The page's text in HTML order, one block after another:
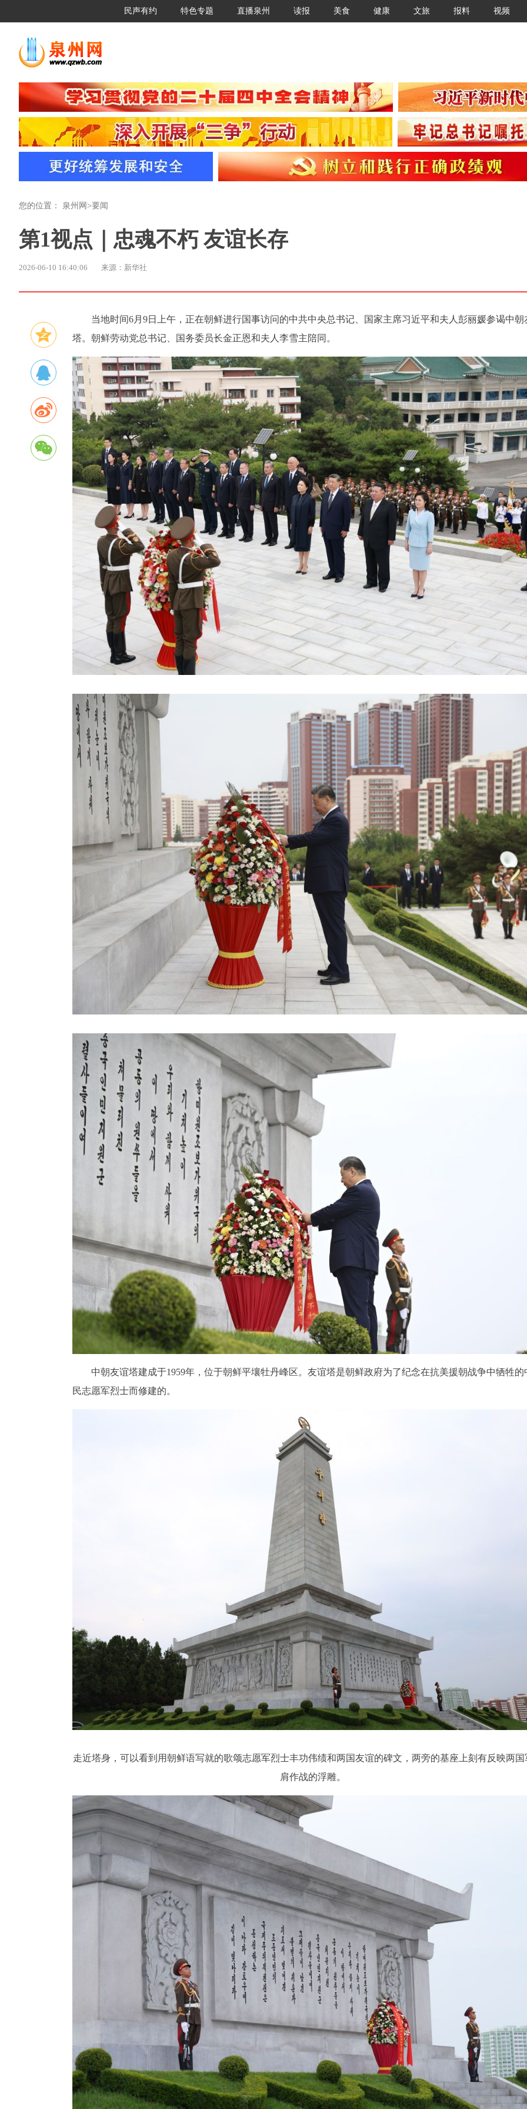
民声有约 特色专题 直播泉州 读报 美食 健康 文旅 报料 视频
您的位置： 泉州网 >要闻
第1视点｜忠魂不朽 友谊长存
2026-06-10 16:40:06 来源：新华社
当地时间6月9日上午，正在朝鲜进行国事访问的中共中央总书记、国家主席习近平和夫人彭丽媛参谒中朝
塔。朝鲜劳动党总书记、国务委员长金正恩和夫人李雪主陪同。
中朝友谊塔建成于1959年，位于朝鲜平壤牡丹峰区。友谊塔是朝鲜政府为了纪念在抗美援朝战争中牺牲的
民志愿军烈士而修建的。
走近塔身，可以看到用朝鲜语写就的歌颂志愿军烈士丰功伟绩和两国友谊的碑文，两旁的基座上刻有反映两国
肩作战的浮雕。